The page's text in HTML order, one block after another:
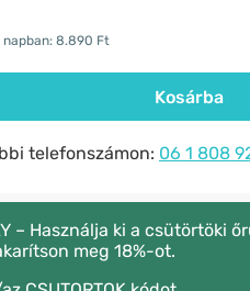
8.890 Ft
Kosárba
telefonszámon: 06 1 808
– Használja ki a csütörtöki
meg 18%-ot.